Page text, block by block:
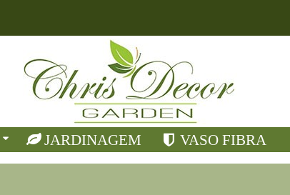
JARDINAGEM VASO FIBRA